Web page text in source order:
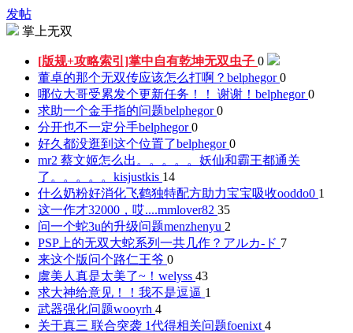
发帖
掌上无双
[版规+攻略索引]掌中自有乾坤无双虫子 0
董卓的那个无双传应该怎么打啊？ belphegor 0
哪位大哥受累发个更新任务！！ 谢谢！ belphegor 0
求助一个金手指的问题belphegor 0
分开也不一定分手belphegor 0
好久都没逛到这个位置了belphegor 0
mr2 蔡文姬怎么出。。。。。妖仙和霸王都通关
了。。。。。 kisjustkis 14
什么奶粉好消化飞鹤独特配方助力宝宝吸收ooddo0 1
这一作才32000，哎....mmlover82 35
问一个蛇3u的升级问题menzhenyu 2
PSP上的无双大蛇系列一共几作？ アルカ-ド 7
来这个版问个路仁王爷 0
虞美人真是太美了~！ welyss 43
求大神给意见！！ 我不是逗逼 1
武器强化问题wooyrh 4
关于真三 联合突袭 1代得相关问题foenixt 4